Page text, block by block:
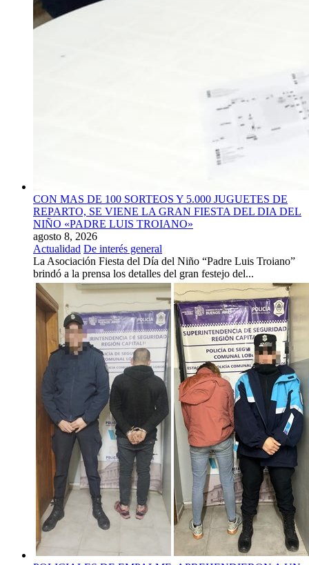
CON MAS DE 100 SORTEOS Y 5.000 JUGUETES DE
REPARTO, SE VIENE LA GRAN FIESTA DEL DIA DEL
NIÑO «PADRE LUIS TROIANO»
agosto 8, 2026
Actualidad De interés general
La Asociación Fiesta del Día del Niño “Padre Luis Troiano”
brindó a la prensa los detalles del gran festejo del...